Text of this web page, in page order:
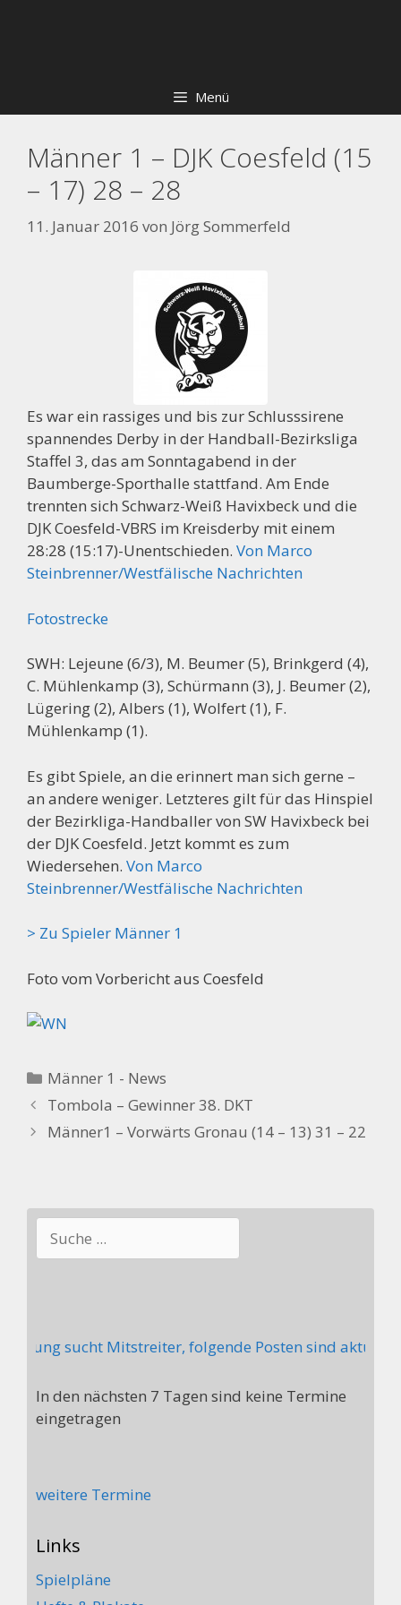
Menü
Männer 1 – DJK Coesfeld (15
– 17) 28 – 28
11. Januar 2016 von Jörg Sommerfeld
Es war ein rassiges und bis zur Schlusssirene
spannendes Derby in der Handball-Bezirksliga
Staffel 3, das am Sonntagabend in der
Baumberge-Sporthalle stattfand. Am Ende
trennten sich Schwarz-Weiß Havixbeck und die
DJK Coesfeld-VBRS im Kreisderby mit einem
28:28 (15:17)-Unentschieden. Von Marco
Steinbrenner/Westfälische Nachrichten
Fotostrecke
SWH: Lejeune (6/3), M. Beumer (5), Brinkgerd (4),
C. Mühlenkamp (3), Schürmann (3), J. Beumer (2),
Lügering (2), Albers (1), Wolfert (1), F.
Mühlenkamp (1).
Es gibt Spiele, an die erinnert man sich gerne –
an andere weniger. Letzteres gilt für das Hinspiel
der Bezirkliga-Handballer von SW Havixbeck bei
der DJK Coesfeld. Jetzt kommt es zum
Wiedersehen. Von Marco
Steinbrenner/Westfälische Nachrichten
> Zu Spieler Männer 1
Foto vom Vorbericht aus Coesfeld
Kategorien
Männer 1 - News
Tombola – Gewinner 38. DKT
Männer1 – Vorwärts Gronau (14 – 13) 31 – 22
sucht Mitstreiter, folgende Posten sind aktuell
In den nächsten 7 Tagen sind keine Termine
eingetragen
weitere Termine
Links
Spielpläne